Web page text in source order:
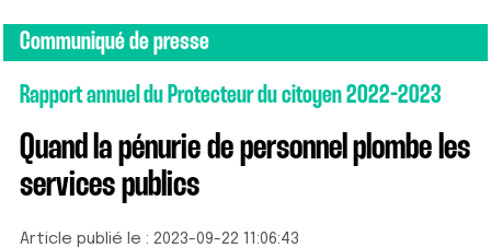
Communiqué de presse
Rapport annuel du Protecteur du citoyen 2022-2023
Quand la pénurie de personnel plombe les
services publics
Article publié le : 2023-09-22 11:06:43